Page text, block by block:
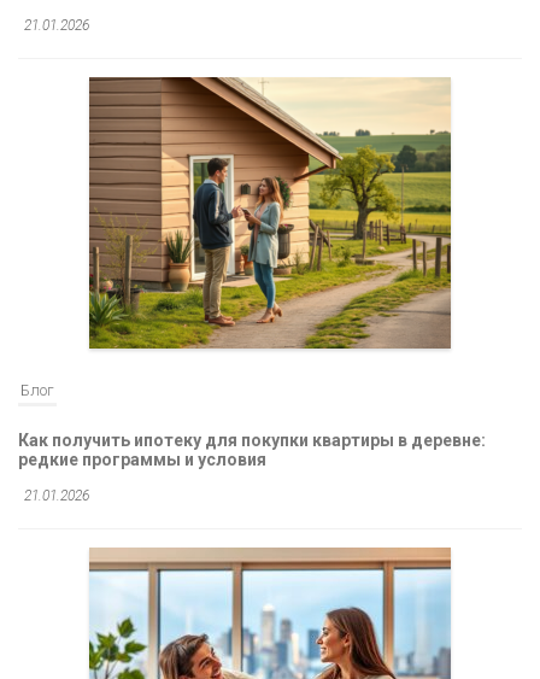
21.01.2026
Блог
Как получить ипотеку для покупки квартиры в деревне:
редкие программы и условия
21.01.2026